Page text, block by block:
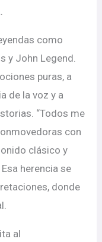
como
y John Legend.
puras, a
de la voz y a
“Todos me
con
clásico y
herencia se
donde
al